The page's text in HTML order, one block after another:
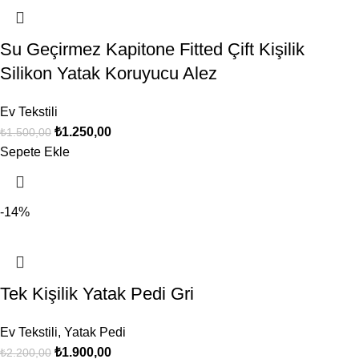
Su Geçirmez Kapitone Fitted Çift Kişilik
Silikon Yatak Koruyucu Alez
Ev Tekstili
₺1.500,00 ₺1.250,00
Sepete Ekle
-14%
Tek Kişilik Yatak Pedi Gri
Ev Tekstili, Yatak Pedi
₺2.200,00 ₺1.900,00